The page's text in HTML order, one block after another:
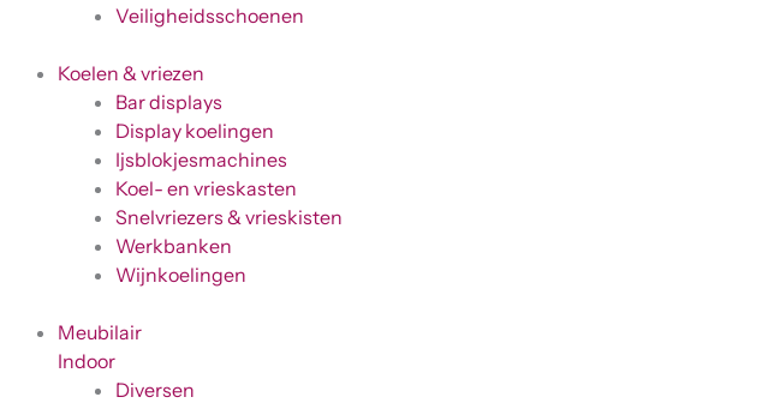
Veiligheidsschoenen
Koelen & vriezen
Bar displays
Display koelingen
Ijsblokjesmachines
Koel- en vrieskasten
Snelvriezers & vrieskisten
Werkbanken
Wijnkoelingen
Meubilair
Indoor
Diversen